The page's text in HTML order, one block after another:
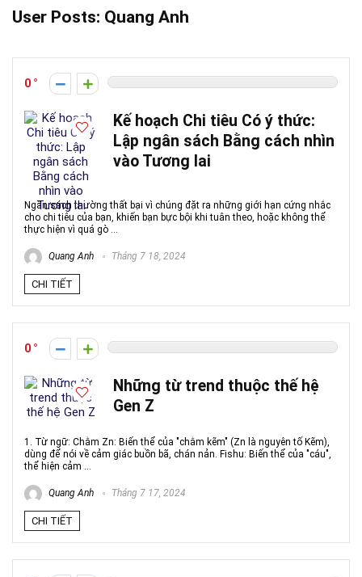
User Posts: Quang Anh
0
Kế hoạch Chi tiêu Có ý thức:
Lập ngân sách Bằng cách nhìn
vào Tương lai
Ngân sách thường thất bại vì chúng đặt ra những giới hạn cứng nhắc
cho chi tiêu của bạn, khiến bạn bực bội khi tuân theo, hoặc không thể
thực hiện vì quá gò ...
Quang Anh Tháng 7 18, 2024
CHI TIẾT
0
Những từ trend thuộc thế hệ
Gen Z
1. Từ ngữ: Chằm Zn: Biến thể của "chằm kẽm" (Zn là nguyên tố Kẽm),
dùng để nói về cảm giác buồn bã, chán nản. Fishu: Biến thể của "cáu",
thể hiện cảm ...
Quang Anh Tháng 7 17, 2024
CHI TIẾT